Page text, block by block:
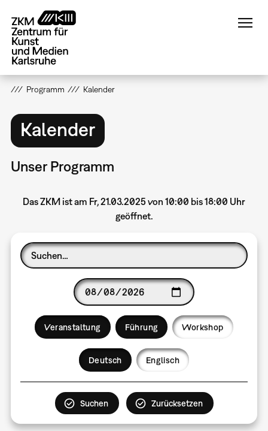
zum
Inhalt
Programm Kalender
Kalender
Unser Programm
Das ZKM ist am Fr, 21.03.2025 von 10:00 bis 18:00 Uhr
geöffnet.
Veranstaltung Führung Workshop
Deutsch Englisch